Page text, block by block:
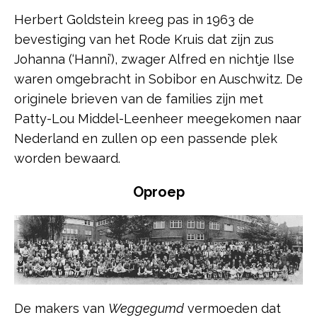
Herbert Goldstein kreeg pas in 1963 de
bevestiging van het Rode Kruis dat zijn zus
Johanna (‘Hanni’), zwager Alfred en nichtje Ilse
waren omgebracht in Sobibor en Auschwitz. De
originele brieven van de families zijn met
Patty-Lou Middel-Leenheer meegekomen naar
Nederland en zullen op een passende plek
worden bewaard.
Oproep
De makers van Weggegumd vermoeden dat